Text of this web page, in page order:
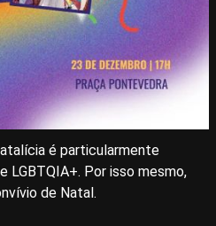
é particularmente
LGBTQIA+. Por isso mesmo,
de Natal.